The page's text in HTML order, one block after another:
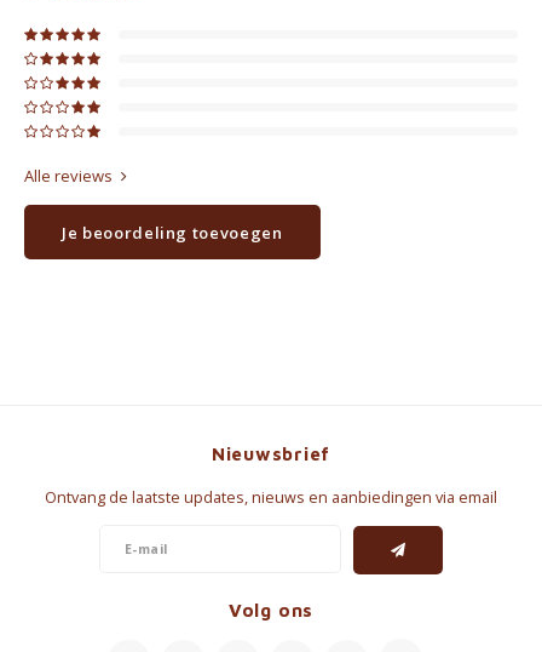
Alle reviews
Je beoordeling toevoegen
Nieuwsbrief
Ontvang de laatste updates, nieuws en aanbiedingen via email
Volg ons